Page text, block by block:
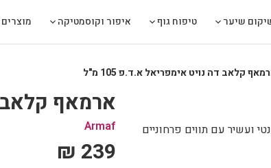
שיער טיפוח גוף איפור וקוסמטיקה מוצרים
קלאב דה נויט אימפריאל א.ד.פ 105 מ"ל
105 מ"ל, ניחוח נשי אלגנטי ועשיר עם תווים פרחוניים
ארמאף קלאב
Armaf
239 ₪